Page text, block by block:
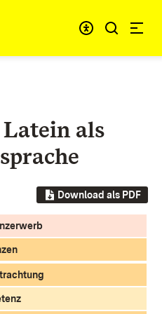
als
Download als PDF